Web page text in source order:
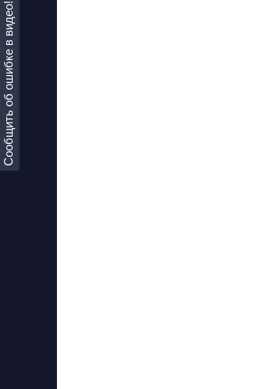
Сообщить об ошибке в видео!